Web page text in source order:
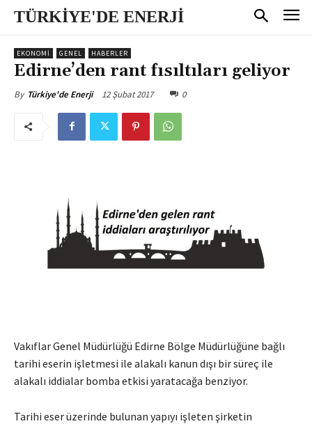
TÜRKİYE'DE ENERJİ
EKONOMI GENEL HABERLER
Edirne’den rant fısıltıları geliyor
By Türkiye'de Enerji 12 Şubat 2017 0
Vakıflar Genel Müdürlüğü Edirne Bölge Müdürlüğüne bağlı
tarihi eserin işletmesi ile alakalı kanun dışı bir süreç ile
alakalı iddialar bomba etkisi yaratacağa benziyor.
Tarihi eser üzerinde bulunan yapıyı işleten şirketin